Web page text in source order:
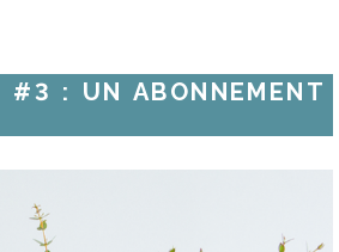
#3 : UN ABONNEMENT